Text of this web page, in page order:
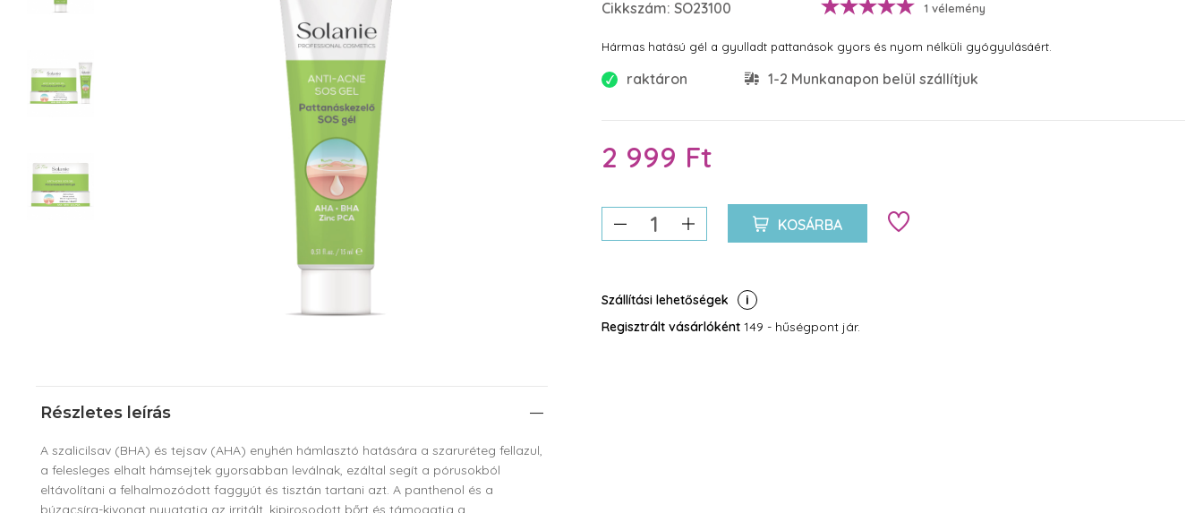
Részletes leírás
A szalicilsav (BHA) és tejsav (AHA) enyhén hámlasztó hatására a szaruréteg fellazul,
a felesleges elhalt hámsejtek gyorsabban leválnak, ezáltal segít a pórusokból
eltávolítani a felhalmozódott faggyút és tisztán tartani azt. A panthenol és a
búzacsíra-kivonat nyugtatja az irritált, kipirosodott bőrt és támogatja a
Cikkszám: SO23100 1 vélemény
Hármas hatású gél a gyulladt pattanások gyors és nyom nélküli gyógyulásáért.
raktáron 1-2 Munkanapon belül szállítjuk
2 999 Ft
KOSÁRBA
Szállítási lehetőségek
Regisztrált vásárlóként 149 - hűségpont jár.